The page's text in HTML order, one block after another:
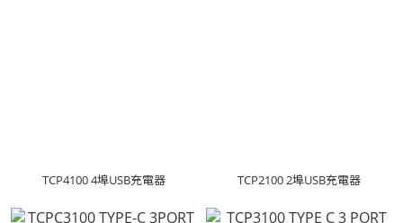
TCP4100 4埠USB充電器 TCP2100 2埠USB充電器